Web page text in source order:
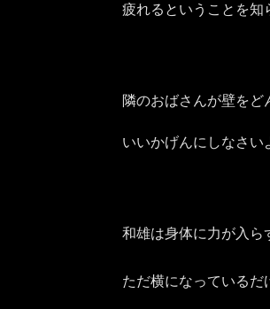
疲れるということを
隣のおばさんが壁をど
いいかげんにしなさい
和雄は身体に力が入ら
ただ横になっているだ